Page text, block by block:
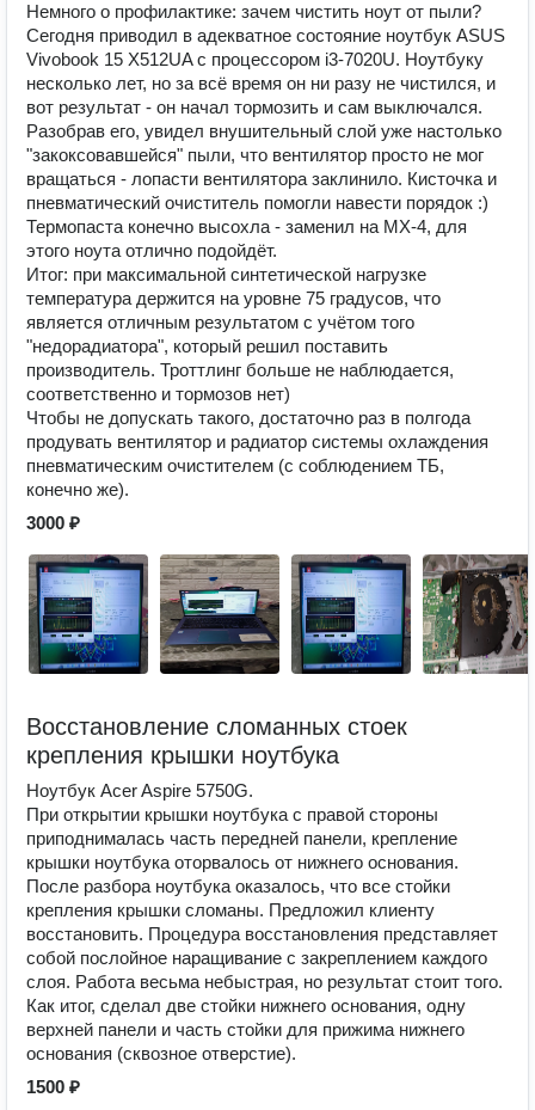
Немного о профилактике: зачем чистить ноут от пыли?
Сегодня приводил в адекватное состояние ноутбук ASUS
Vivobook 15 X512UA с процессором i3-7020U. Ноутбуку
несколько лет, но за всё время он ни разу не чистился, и
вот результат - он начал тормозить и сам выключался.
Разобрав его, увидел внушительный слой уже настолько
"закоксовавшейся" пыли, что вентилятор просто не мог
вращаться - лопасти вентилятора заклинило. Кисточка и
пневматический очиститель помогли навести порядок :)
Термопаста конечно высохла - заменил на MX-4, для
этого ноута отлично подойдёт.
Итог: при максимальной синтетической нагрузке
температура держится на уровне 75 градусов, что
является отличным результатом с учётом того
"недорадиатора", который решил поставить
производитель. Троттлинг больше не наблюдается,
соответственно и тормозов нет)
Чтобы не допускать такого, достаточно раз в полгода
продувать вентилятор и радиатор системы охлаждения
пневматическим очистителем (с соблюдением ТБ,
конечно же).
3000 ₽
Восстановление сломанных стоек
крепления крышки ноутбука
Ноутбук Acer Aspire 5750G.
При открытии крышки ноутбука с правой стороны
приподнималась часть передней панели, крепление
крышки ноутбука оторвалось от нижнего основания.
После разбора ноутбука оказалось, что все стойки
крепления крышки сломаны. Предложил клиенту
восстановить. Процедура восстановления представляет
собой послойное наращивание с закреплением каждого
слоя. Работа весьма небыстрая, но результат стоит того.
Как итог, сделал две стойки нижнего основания, одну
верхней панели и часть стойки для прижима нижнего
основания (сквозное отверстие).
1500 ₽